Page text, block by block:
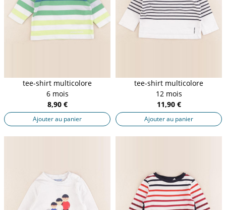
tee-shirt multicolore
6 mois
8,90 €
Ajouter au panier
tee-shirt multicolore
12 mois
11,90 €
Ajouter au panier